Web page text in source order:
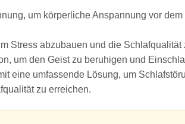
um körperliche Anspannung vor
Stress abzubauen und die Schlafqualität
um den Geist zu beruhigen und
eine umfassende Lösung, um
zu erreichen.